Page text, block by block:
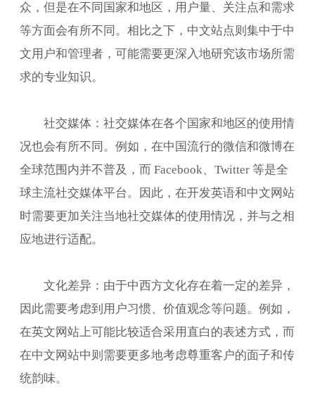
众，但是在不同国家和地区，用户量、关注点和需求
等方面会有所不同。相比之下，中文站点则集中于中
文用户和管理者，可能需要更深入地研究该市场所需
求的专业知识。
社交媒体：社交媒体在各个国家和地区的使用情
况也会有所不同。例如，在中国流行的微信和微博在
全球范围内并不普及，而 Facebook、Twitter 等是全
球主流社交媒体平台。因此，在开发英语和中文网站
时需要更加关注当地社交媒体的使用情况，并与之相
应地进行适配。
文化差异：由于中西方文化存在着一定的差异，
因此需要考虑到用户习惯、价值观念等问题。例如，
在英文网站上可能比较适合采用直白的表述方式，而
在中文网站中则需要更多地考虑尊重客户的面子和传
统韵味。